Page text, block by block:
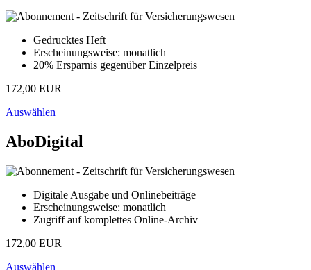
Gedrucktes Heft
Erscheinungsweise: monatlich
20% Ersparnis gegenüber Einzelpreis
172,00 EUR
Auswählen
AboDigital
Digitale Ausgabe und Onlinebeiträge
Erscheinungsweise: monatlich
Zugriff auf komplettes Online-Archiv
172,00 EUR
Auswählen